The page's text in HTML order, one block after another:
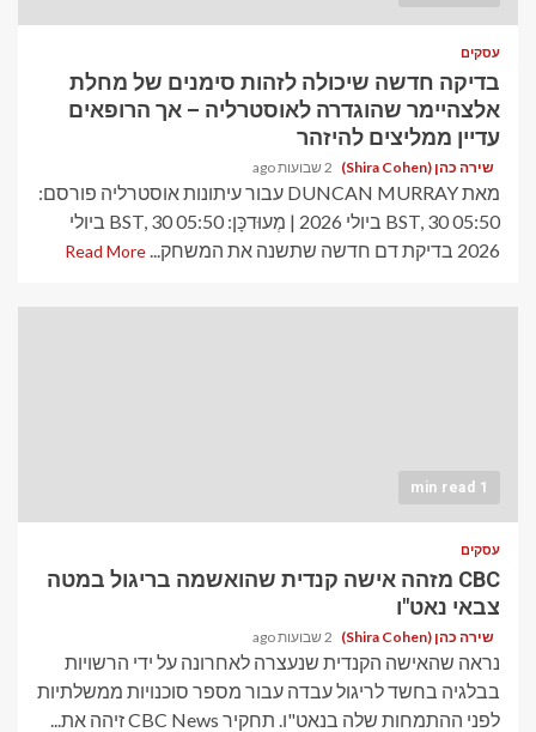
עסקים
בדיקה חדשה שיכולה לזהות סימנים של מחלת
אלצהיימר שהוגדרה לאוסטרליה – אך הרופאים
עדיין ממליצים להיזהר
שירה כהן (Shira Cohen) 2 שבועות ago
מאת DUNCAN MURRAY עבור עיתונות אוסטרליה פורסם:
05:50 BST, 30 ביולי 2026 | מְעוּדכָּן: 05:50 BST, 30 ביולי
2026 בדיקת דם חדשה שתשנה את המשחק...
Read More
1 min read
עסקים
CBC מזהה אישה קנדית שהואשמה בריגול במטה
צבאי נאט"ו
שירה כהן (Shira Cohen) 2 שבועות ago
נראה שהאישה הקנדית שנעצרה לאחרונה על ידי הרשויות
בבלגיה בחשד לריגול עבדה עבור מספר סוכנויות ממשלתיות
לפני ההתמחות שלה בנאט"ו. תחקיר CBC News זיהה את...